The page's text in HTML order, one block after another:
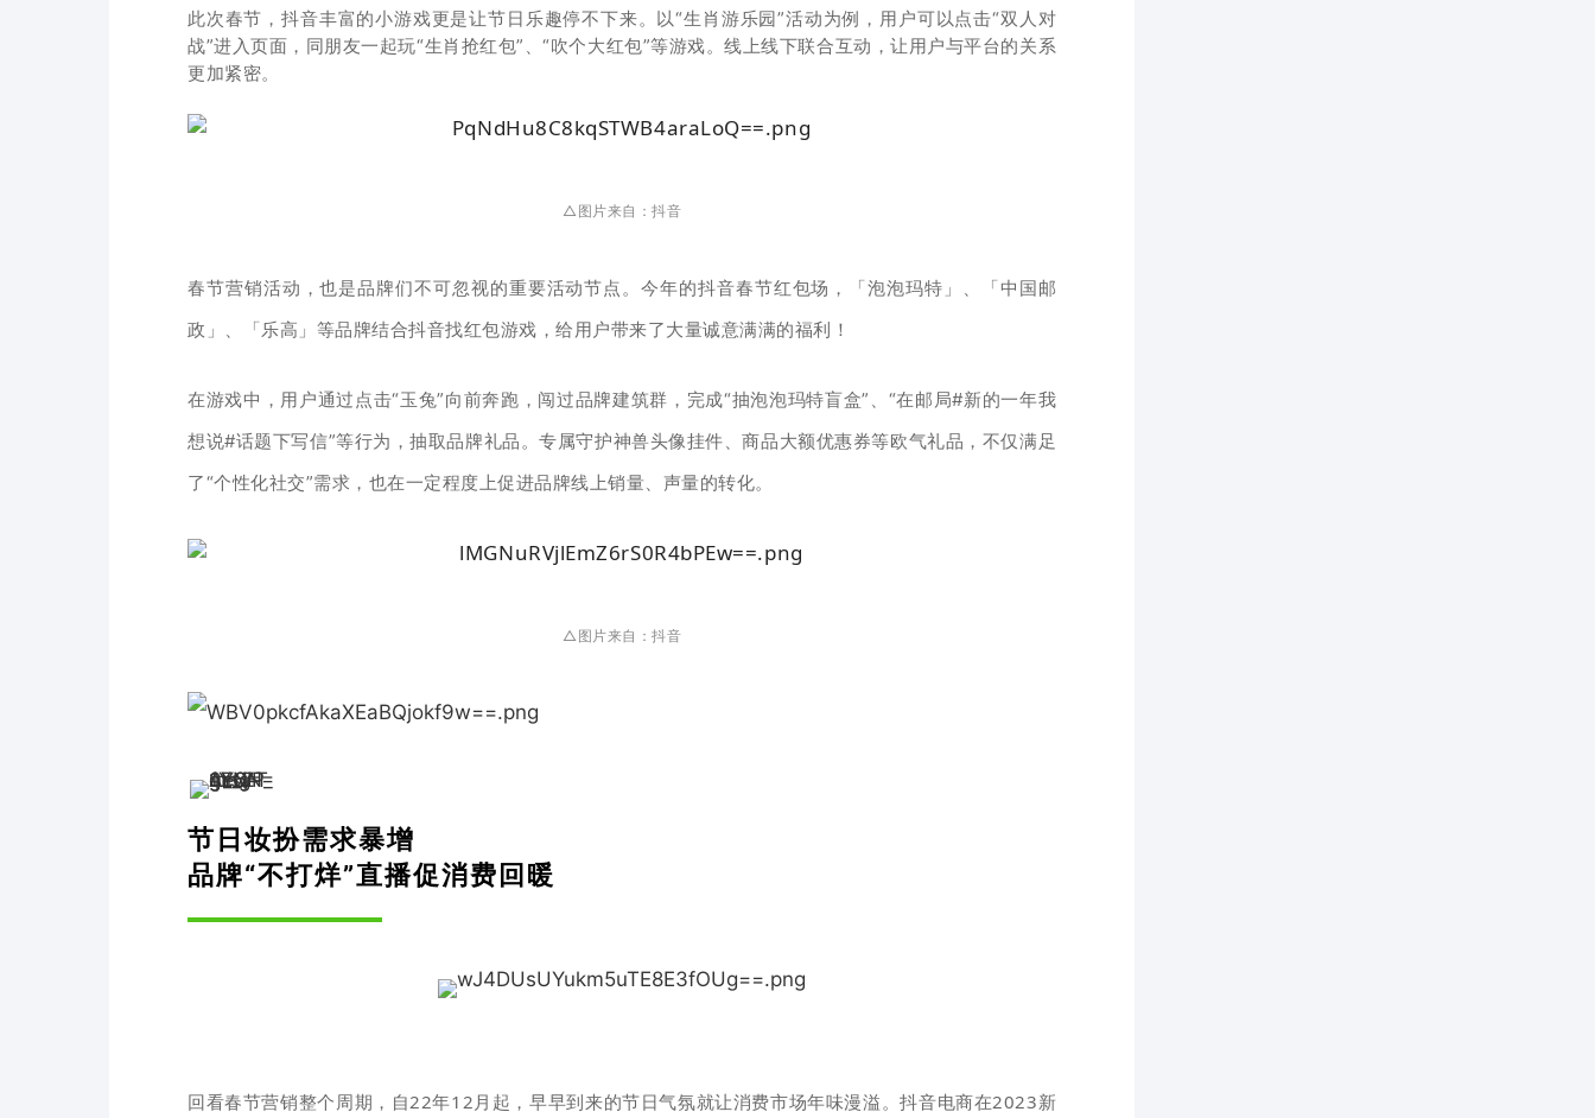
此次春节，抖音丰富的小游戏更是让节日乐趣停不下来。以“生肖游乐园”活动为例，用户可以点击“双人对
战”进入页面，同朋友一起玩“生肖抢红包”、“吹个大红包”等游戏。线上线下联合互动，让用户与平台的关系
更加紧密。
△图片来自： 抖音
春节营销活动，也是品牌们不可忽视的重要活动节点。今年的抖音春节红包场，「泡泡玛特」、「中国邮
政」、「乐高」等品牌结合抖音找红包游戏，给用户带来了大量诚意满满的福利！
在游戏中，用户通过点击“玉兔”向前奔跑，闯过品牌建筑群，完成“抽泡泡玛特盲盒”、“在邮局#新的一年我
想说#话题下写信”等行为，抽取品牌礼品。专属守护神兽头像挂件、商品大额优惠券等欧气礼品，不仅满足
了“个性化社交”需求，也在一定程度上促进品牌线上销量、声量的转化。
△图片来自： 抖音
节日妆扮需求暴增
品牌“不打烊”直播促消费回暖
回看春节营销整个周期，自22年12月起，早早到来的节日气氛就让消费市场年味漫溢。抖音电商在2023新